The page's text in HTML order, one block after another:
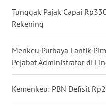
Tunggak Pajak Capai
Rekening
Menkeu Purbaya Lantik
Pejabat Administrator di
Kemenkeu: PBN Defisit
WN
DAIRI
WN
DANAU
TOBA
WN